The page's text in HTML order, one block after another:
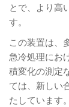
とで、より高
す。
この装置は、
急冷処理にお
積変化の測定
ては、新しい
たしています